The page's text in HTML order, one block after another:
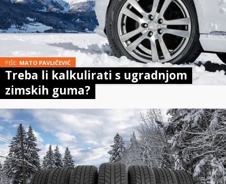
PIŠE: MATO PAVLIČEVIĆ
Treba li kalkulirati s ugradnjom
zimskih guma?